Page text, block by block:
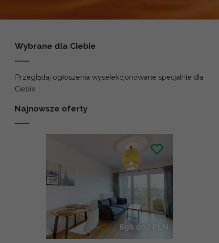
Wybrane dla Ciebie
Przeglądaj ogłoszenia wyselekcjonowane specjalnie dla
Ciebie
Najnowsze oferty
690 000 PLN